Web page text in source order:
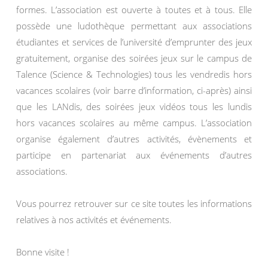
formes. L’association est ouverte à toutes et à tous. Elle
possède une ludothèque permettant aux associations
étudiantes et services de l’université d’emprunter des jeux
gratuitement, organise des soirées jeux sur le campus de
Talence (Science & Technologies) tous les vendredis hors
vacances scolaires (voir barre d’information, ci-après) ainsi
que les LANdis, des soirées jeux vidéos tous les lundis
hors vacances scolaires au même campus. L’association
organise également d’autres activités, évènements et
participe en partenariat aux événements d’autres
associations.
Vous pourrez retrouver sur ce site toutes les informations
relatives à nos activités et événements.
Bonne visite !